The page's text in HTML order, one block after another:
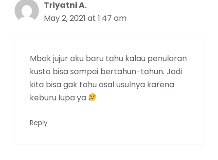
Triyatni A.
May 2, 2021 at 1:47 am
Mbak jujur aku baru tahu kalau penularan
kusta bisa sampai bertahun-tahun. Jadi
kita bisa gak tahu asal usulnya karena
keburu lupa ya
Reply